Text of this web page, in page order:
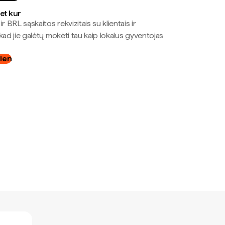
kur
ir BRL sąskaitos rekvizitais su klientais ir
jie galėtų mokėti tau kaip lokalus gyventojas